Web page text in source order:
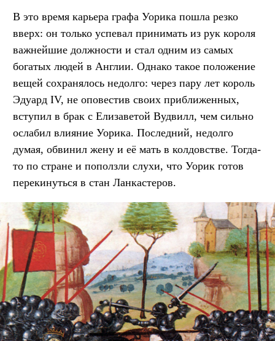
В это время карьера графа Уорика пошла резко
вверх: он только успевал принимать из рук короля
важнейшие должности и стал одним из самых
богатых людей в Англии. Однако такое положение
вещей сохранялось недолго: через пару лет король
Эдуард IV, не оповестив своих приближенных,
вступил в брак с Елизаветой Вудвилл, чем сильно
ослабил влияние Уорика. Последний, недолго
думая, обвинил жену и её мать в колдовстве. Тогда-
то по стране и поползли слухи, что Уорик готов
перекинуться в стан Ланкастеров.